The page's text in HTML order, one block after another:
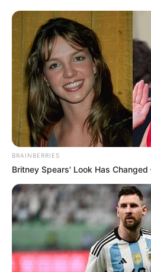
BRAINBERRIES
Britney Spears' Look Has